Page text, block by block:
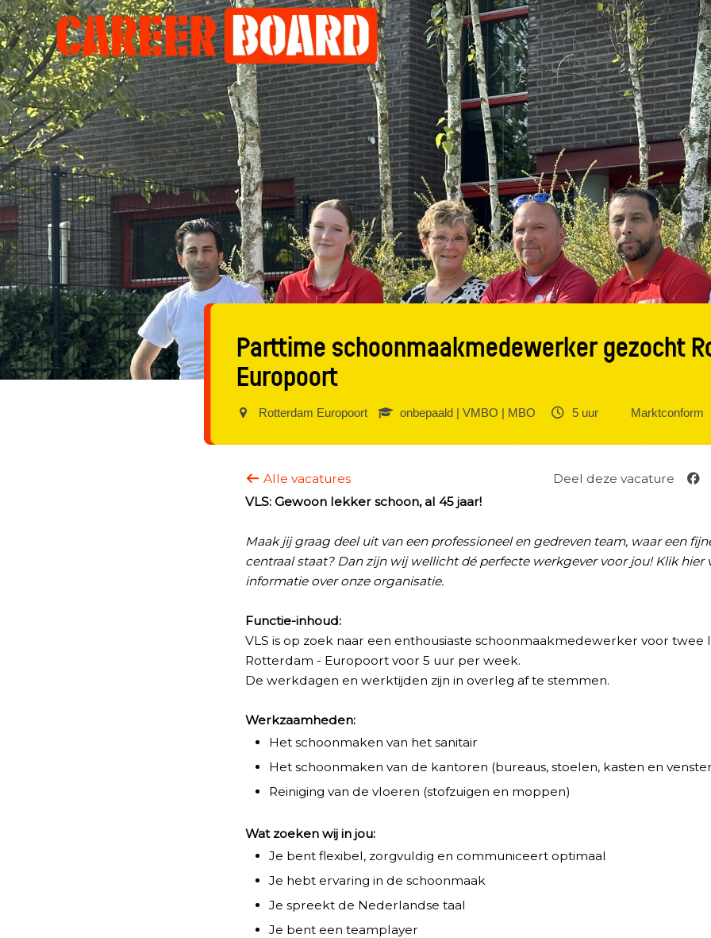
Parttime schoonmaakmedewerker gezocht
Europoort
Rotterdam Europoort‎ onbepaald | VMBO | MBO ‎ 5 uur ‎ Marktconform
Alle vacatures
Deel deze vacature
VLS: Gewoon lekker schoon, al 45 jaar!
Maak jij graag deel uit van een professioneel en gedreven team, waar een
centraal staat? Dan zijn wij wellicht dé perfecte werkgever voor jou! Klikhier
informatie over onze organisatie.
Functie-inhoud:
VLS is op zoek naar een enthousiaste schoonmaakmedewerker voor twee
Rotterdam - Europoort voor 5 uur per week.
De werkdagen en werktijden zijn in overleg af te stemmen.
Werkzaamheden:
Het schoonmaken van het sanitair
Het schoonmaken van de kantoren (bureaus, stoelen, kasten en
Reiniging van de vloeren (stofzuigen en moppen)
Wat zoeken wij in jou:
Je bent flexibel, zorgvuldig en communiceert optimaal
Je hebt ervaring in de schoonmaak
Je spreekt de Nederlandse taal
Je bent een teamplayer